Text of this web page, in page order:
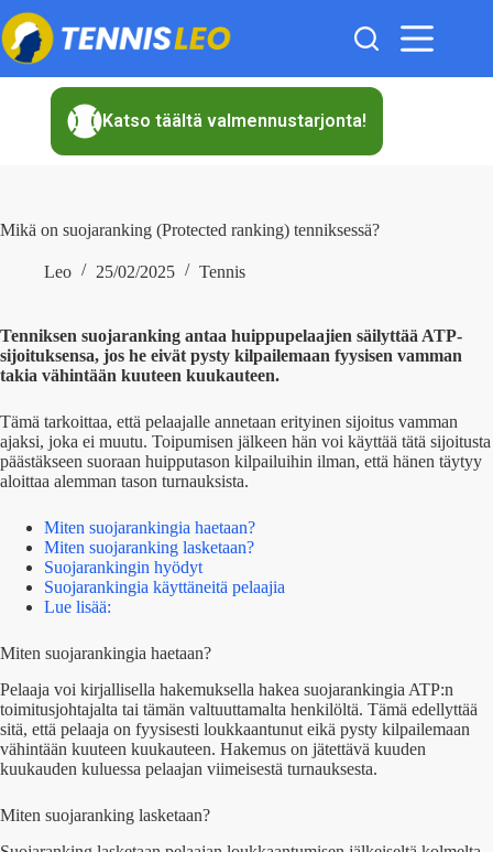
Skip
to
content
Katso täältä valmennustarjonta!
Mikä on suojaranking (Protected ranking) tenniksessä?
Leo 25/02/2025 Tennis
Tenniksen suojaranking antaa huippupelaajien säilyttää ATP-
sijoituksensa, jos he eivät pysty kilpailemaan fyysisen vamman
takia vähintään kuuteen kuukauteen.
Tämä tarkoittaa, että pelaajalle annetaan erityinen sijoitus vamman
ajaksi, joka ei muutu. Toipumisen jälkeen hän voi käyttää tätä sijoitusta
päästäkseen suoraan huipputason kilpailuihin ilman, että hänen täytyy
aloittaa alemman tason turnauksista.
Miten suojarankingia haetaan?
Miten suojaranking lasketaan?
Suojarankingin hyödyt
Suojarankingia käyttäneitä pelaajia
Lue lisää:
Miten suojarankingia haetaan?
Pelaaja voi kirjallisella hakemuksella hakea suojarankingia ATP:n
toimitusjohtajalta tai tämän valtuuttamalta henkilöltä. Tämä edellyttää
sitä, että pelaaja on fyysisesti loukkaantunut eikä pysty kilpailemaan
vähintään kuuteen kuukauteen. Hakemus on jätettävä kuuden
kuukauden kuluessa pelaajan viimeisestä turnauksesta.
Miten suojaranking lasketaan?